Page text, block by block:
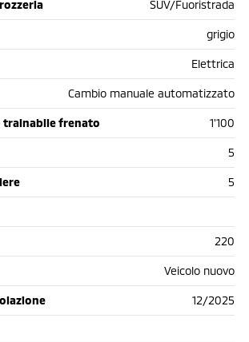
SUV/Fuoristrada
grigio
Elettrica
Cambio manuale automatizzato
trainabile frenato 1'100
5
5
220
Veicolo nuovo
12/2025